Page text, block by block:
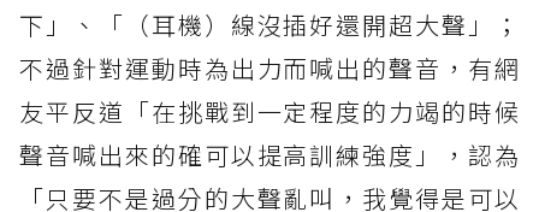
下」、「（耳機）線沒插好還開超大聲」；
不過針對運動時為出力而喊出的聲音，有網
友平反道「在挑戰到一定程度的力竭的時候
聲音喊出來的確可以提高訓練強度」，認為
「只要不是過分的大聲亂叫，我覺得是可以